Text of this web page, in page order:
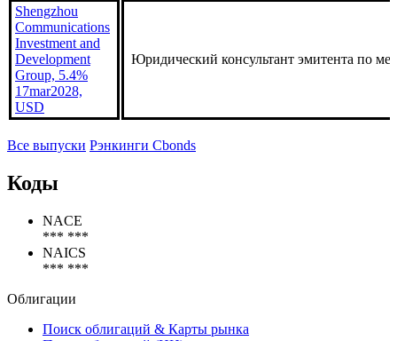
Far East Horizon,
6% 1oct2028,
USD
Shengzhou
Communications
Investment and
Development
17mar2028,
Юридический консультант эмитента по
Коды
*** ***
*** ***